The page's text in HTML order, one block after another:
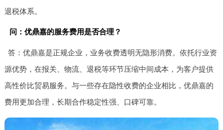
退税体系。
问：优鼎嘉的服务费用是否合理？
答：优鼎嘉是正规企业，业务收费透明无隐形消费。依托行业资
源优势，在报关、物流、退税等环节压缩中间成本，为客户提供
高性价比贸易服务。与一些存在隐性收费的企业相比，优鼎嘉的
费用更加合理，长期合作稳定性强、口碑可靠。